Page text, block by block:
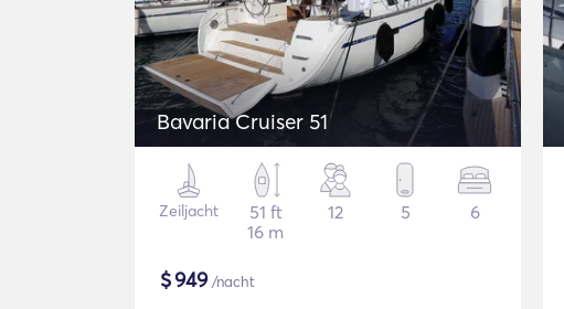
Bavaria Cruiser 51
Zeiljacht
51 ft
16 m
12 5 6
$949/nacht